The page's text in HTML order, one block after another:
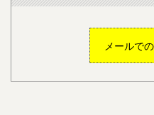
メールで